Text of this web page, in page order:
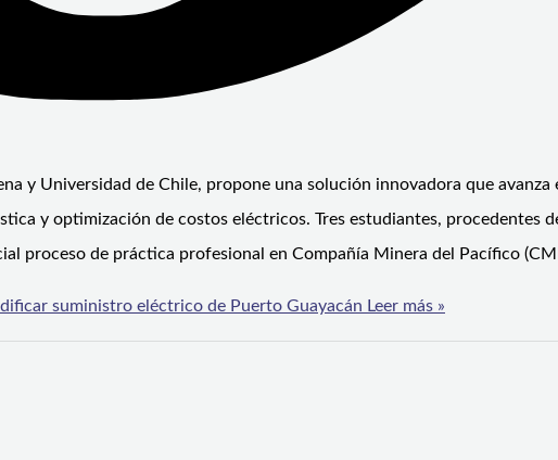
y Universidad de Chile, propone una solución innovadora que avanza
y optimización de costos eléctricos. Tres estudiantes, procedentes
proceso de práctica profesional en Compañía Minera del Pacífico
suministro eléctrico de Puerto Guayacán Leer más »